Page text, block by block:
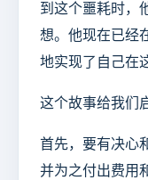
到这个噩耗时，
想。他现在已经
地实现了自己在
这个故事给我们
首先，要有决心
并为之付出费用